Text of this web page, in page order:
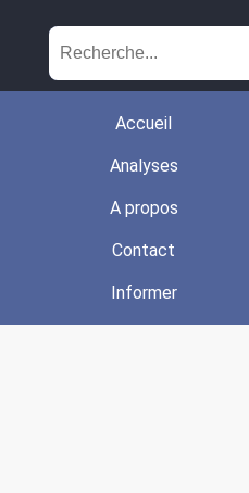
Accueil
Analyses
A propos
Contact
Informer